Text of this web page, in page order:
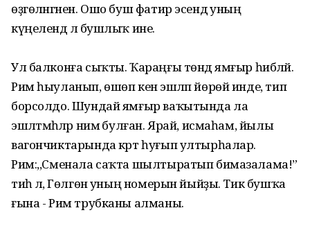
өҙгөләнгәнен. Ошо буш фатир эсендә уның
күңелендә лә бушлыҡ ине.
Ул балконға сыҡты. Ҡараңғы төндә ямғыр һибәләй.
Рим һыуланып, өшөп кенә эшләп йөрөй инде, тип
борсолдо. Шундай ямғыр ваҡытында ла
эшләтмәһәләр нимә булған. Ярай, исмаһам, йылы
вагончиктарында кәрт һуғып ултырһалар.
Рим:,,Сменала саҡта шылтыратып бимазалама!”
тиһә лә, Гөлгөнә уның номерын йыйҙы. Тик бушҡа
ғына - Рим трубканы алманы.